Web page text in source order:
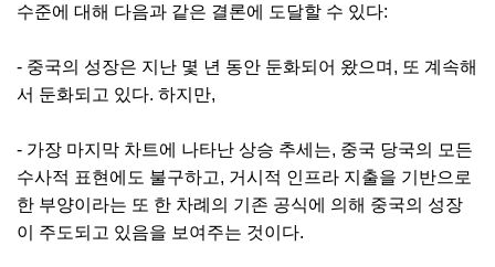
수준에 대해 다음과 같은 결론에 도달할 수 있다:
- 중국의 성장은 지난 몇 년 동안 둔화되어 왔으며, 또 계속해
서 둔화되고 있다. 하지만,
- 가장 마지막 차트에 나타난 상승 추세는, 중국 당국의 모든
수사적 표현에도 불구하고, 거시적 인프라 지출을 기반으로
한 부양이라는 또 한 차례의 기존 공식에 의해 중국의 성장
이 주도되고 있음을 보여주는 것이다.